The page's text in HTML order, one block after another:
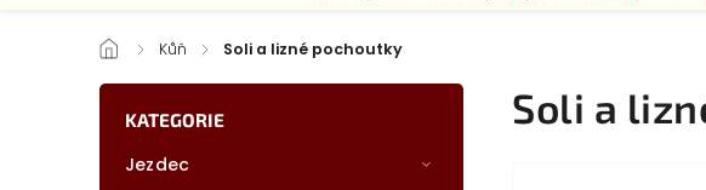
/ Kůň / Soli a lizné pochoutky
KATEGORIE
Jezdec
Soli a